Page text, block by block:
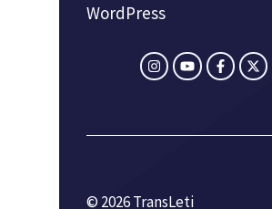
WordPress
© 2026 TransLeti